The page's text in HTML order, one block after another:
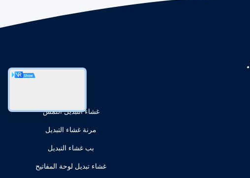
غشاء التبديل اللمس
مرنة غشاء التبديل
بب غشاء التبديل
غشاء تبديل لوحة المفاتيح